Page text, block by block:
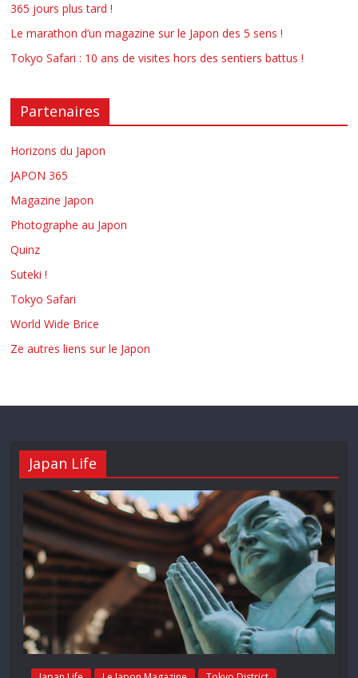
365 jours plus tard !
Le marathon d’un magazine sur le Japon des 5 sens !
Tokyo Safari : 10 ans de visites hors des sentiers battus !
Partenaires
Horizons du Japon
JAPON 365
Magazine Japon
Photographe au Japon
Quinz
Suteki !
Tokyo Safari
World Wide Brice
Ze autres liens sur le Japon
Japan Life